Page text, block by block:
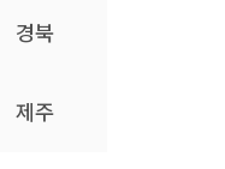
경북
제주